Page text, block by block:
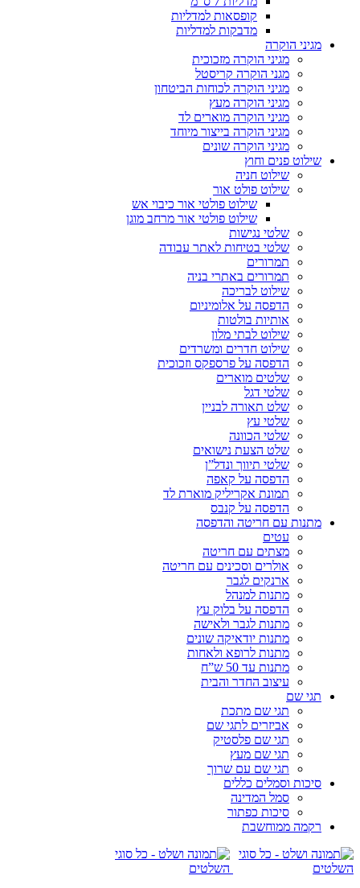
קופסאות למדליות
מדבקות למדליות
מגיני הוקרה
מגיני הוקרה מזכוכית
מגני הוקרה קריסטל
מגיני הוקרה לכוחות הביטחון
מגיני הוקרה מעץ
מגיני הוקרה מוארים לד
מגיני הוקרה בייצור מיוחד
מגיני הוקרה שונים
שילוט פנים וחוץ
שילוט חניה
שילוט פולט אור
שילוט פולטי אור כיבוי אש
שילוט פולטי אור מרחב מוגן
שלטי נגישות
שלטי בטיחות לאתר עבודה
תמרורים
תמרורים באתרי בניה
שילוט לבריכה
הדפסה על אלומיניום
אותיות בולטות
שילוט לבתי מלון
שילוט חדרים ומשרדים
הדפסה על פרספקס וזכוכית
שלטים מוארים
שלטי דגל
שלט תאורה לבניין
שלטי עץ
שלטי הכוונה
שלט הצעת נישואים
שלטי תיווך ונדל”ן
הדפסה על קאפה
תמונת אקריליק מוארת לד
הדפסה על קנבס
מתנות עם חריטה והדפסה
עטים
מצתים עם חריטה
אולרים וסכינים עם חריטה
ארנקים לגבר
מתנות למנהל
הדפסה על בלוק עץ
מתנות לגבר ולאישה
מתנות יודאיקה שונים
מתנות לרופא ולאחות
מתנות עד 50 ש”ח
עיצוב החדר והבית
תגי שם
תגי שם מתכת
אביזרים לתגי שם
תגי שם פלסטיק
תגי שם מעץ
תגי שם עם שרוך
סיכות וסמלים כללים
סמל המדינה
סיכות כפתור
רקמה ממוחשבת